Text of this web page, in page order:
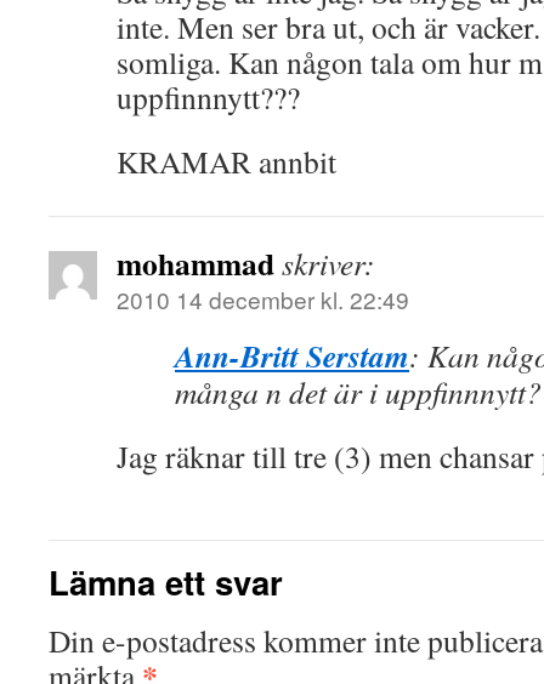
inte. Men ser bra ut, och är
somliga. Kan någon tala om hur
uppfinnnytt???
KRAMAR annbit
mohammadskriver:
2010 14 december kl. 22:49
Ann-Britt Serstam: Kan
många n det är i
Jag räknar till tre (3) men
Lämna ett svar
Din e-postadress kommer inte
märkta